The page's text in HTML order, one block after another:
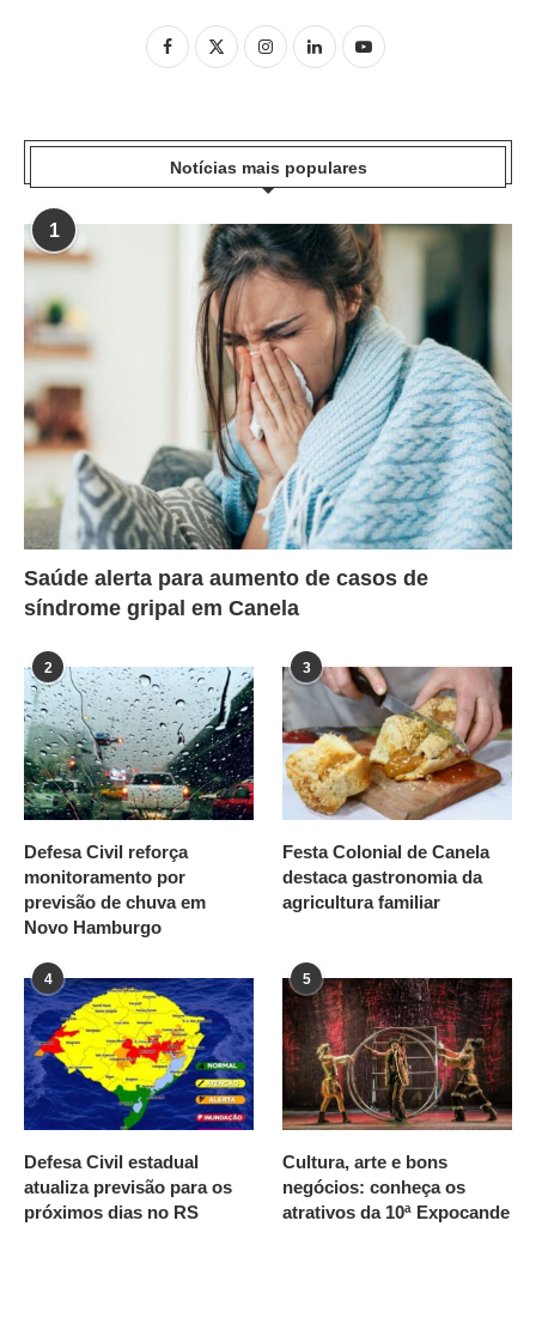
Notícias mais populares
1
Saúde alerta para aumento de casos de
síndrome gripal em Canela
2
Defesa Civil reforça
monitoramento por
previsão de chuva em
Novo Hamburgo
3
Festa Colonial de Canela
destaca gastronomia da
agricultura familiar
4
Defesa Civil estadual
atualiza previsão para os
próximos dias no RS
5
Cultura, arte e bons
negócios: conheça os
atrativos da 10ª Expocande